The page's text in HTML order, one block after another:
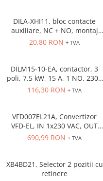
Cleme sir
Accesorii cleme
Cleme 2.5mm
Cleme 4mm
DILA-XHI11, bloc contacte
auxiliare, NC + NO, montaj
frontal
20,80 RON + TVA
DILM15-10-EA, contactor, 3
poli, 7.5 kW, 15 A, 1 NO, 230V
AC
116,30 RON + TVA
VFD007EL21A, Convertizor
VFD-EL, IN 1x230 VAC, OUT
3x230 VAC, 0.75 kW, 4.2 A,
inclus
690,99 RON + TVA
XB4BD21, Selector 2 pozitii cu
retinere